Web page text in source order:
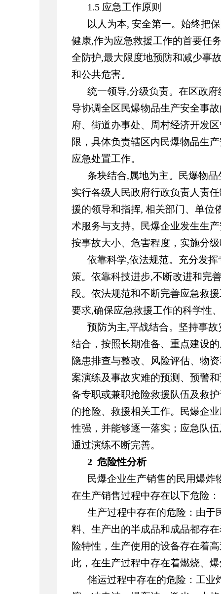
1.5 应急工作原则
以人为本, 安全第一。始终把
健康,作为应急救援工作的首要任
全防护,最大限度地预防和减少事
和公共危害。
统一领导,分级负责。在区政
导协调全区民爆物品生产安全事
府、街道办事处、周村经济开发
限，具体负责辖区内民爆物品生
应急处置工作。
条块结合,属地为主。民爆物
实行各级人民政府行政负责人责
援的领导和指挥, 相关部门、单位
术服务与支持。民爆企业发生生
按事故大小、危害程度，实施分
依靠科学,依法规范。充分发
策。依靠科技进步,不断改进和完
段。依法规范和不断完善应急救
要求,确保应急救援工作的科学性
预防为主,平战结合。坚持事
结合，按照长期准备、重点建设
隐患排查与整改、风险评估、物
案演练及事故灾难的预测、预警
备专职或兼职抢险救援队伍及救
的抢险、救援相关工作。民爆企
性强，并能够逐一落实；应急队
通过演练不断完善。
2 危险性分析
民爆企业生产销售的民用爆
在生产销售过程中存在以下危险：
生产过程中存在的危险：由于
料、生产出的半成品和成品都存
险特性，生产使用的设备存在着
此，在生产过程中存在着燃烧、
储运过程中存在的危险：工业